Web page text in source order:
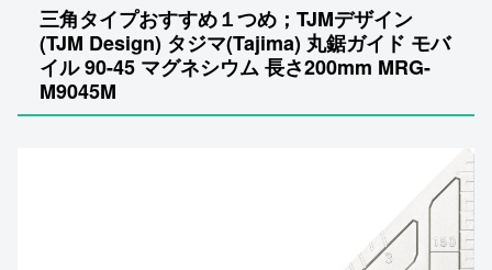
三角タイプおすすめ１つめ；TJMデザイン
(TJM Design) タジマ(Tajima) 丸鋸ガイド モバ
イル 90-45 マグネシウム 長さ200mm MRG-
M9045M